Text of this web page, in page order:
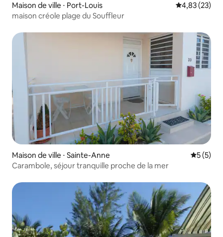
Maison de ville ⋅ Port-Louis Évaluation
4,83 (23)
maison créole plage du Souffleur
Maison de ville ⋅ Sainte-Anne
5 (5)
Carambole, séjour tranquille proche de la mer